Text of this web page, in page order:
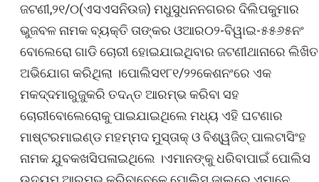
ଜଟଣୀ,୨୧/୦(ଏସଏସନିଉଜ) ମଧୁସୁଧନନଗରର ଦିଲିପକୁମାର
ଭୁଜବଳ ନାମକ ବ୍ୟକ୍ତି ତାଙ୍କର ଓଆର୦୨-ବିୱାଇ-୫୫୬୫ନଂ
ବୋଲେରୋ ଗାଡି ଚୋରୀ ହୋଇଯାଇଥିବାର ଜଟଣୀଥାନାରେ ଲିଖିତ
ଅଭିଯୋଗ କରିଥିଲା ।ପୋଲିସ୧୮୧/୨୨କେଶନଂରେ ଏକ
ମକଦ୍ଦମାରୁଜୁକରି ତଦନ୍ତ ଆରମ୍ଭ କରିବା ସହ
ଚୋରୀବୋଲେରୋକୁ ପାଇଯାଇଥିଲେ ମଧ୍ୟ ଏହି ଘଟଣାର
ମାଷ୍ଟରମାଇଣ୍ଡ ମହମ୍ମଦ ମୁସ୍ତାକ୍ ଓ ବିଶ୍ୱଜିତ୍ ପାଲଟାସିଂହ
ନାମକ ଯୁବକଖସିପଳାଇଥିଲେ ।ଏମାନଙ୍କୁ ଧରିବାପାଇଁ ପୋଲିସ